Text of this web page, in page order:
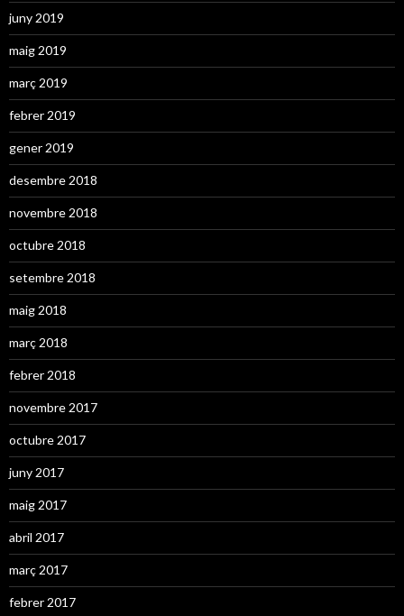
juny 2019
maig 2019
març 2019
febrer 2019
gener 2019
desembre 2018
novembre 2018
octubre 2018
setembre 2018
maig 2018
març 2018
febrer 2018
novembre 2017
octubre 2017
juny 2017
maig 2017
abril 2017
març 2017
febrer 2017